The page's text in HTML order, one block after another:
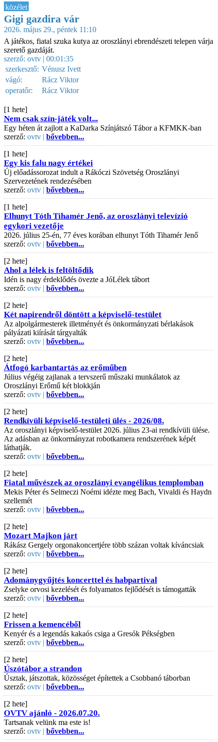
közélet
Gigi gazdira vár
2026. május 29., péntek 11:10
A játékos, fiatal szuka kutya az oroszlányi ebrendészeti telepen várja
szerető gazdáját.
szerző: ovtv | 00:01:35
szerkesztő: Vénusz Ivett
vágó:
Rácz Viktor
operatőr:
Rácz Viktor
[1 hete]
Nem csak szín-játék volt...
Egy héten át zajlott a KaDarka Színjátszó Tábor a KFMKK-ban
szerző: ovtv | bővebben...
[1 hete]
Egy kis falu nagy értékei
Új előadássorozat indult a Rákóczi Szövetség Oroszlányi
Szervezetének rendezésében
szerző: ovtv | bővebben...
[1 hete]
Elhunyt Tóth Tihamér Jenő, az oroszlányi televízió
egykori vezetője
2026. július 25-én, 77 éves korában elhunyt Tóth Tihamér Jenő
szerző: ovtv | bővebben...
[2 hete]
Ahol a lélek is feltöltődik
Idén is nagy érdeklődés övezte a JóLélek tábort
szerző: ovtv | bővebben...
[2 hete]
Két napirendről döntött a képviselő-testület
Az alpolgármesterek illetményét és önkormányzati bérlakások
pályázati kiírását tárgyalták
szerző: ovtv | bővebben...
[2 hete]
Átfogó karbantartás az erőműben
Július végéig zajlanak a tervszerű műszaki munkálatok az
Oroszlányi Erőmű két blokkján
szerző: ovtv | bővebben...
[2 hete]
Rendkívüli képviselő-testületi ülés - 2026/08.
Az oroszlányi képviselő-testület 2026. július 23-ai rendkívüli ülése.
Az adásban az önkormányzat robotkamera rendszerének képét
láthatják.
szerző: ovtv | bővebben...
[2 hete]
Fiatal művészek az oroszlányi evangélikus templomban
Mekis Péter és Selmeczi Noémi idézte meg Bach, Vivaldi és Haydn
szellemét
szerző: ovtv | bővebben...
[2 hete]
Mozart Majkon járt
Rákász Gergely orgonakoncertjére több százan voltak kíváncsiak
szerző: ovtv | bővebben...
[2 hete]
Adománygyűjtés koncerttel és habpartival
Zselyke orvosi kezelését és folyamatos fejlődését is támogatták
szerző: ovtv | bővebben...
[2 hete]
Frissen a kemencéből
Kenyér és a legendás kakaós csiga a Gresók Pékségben
szerző: ovtv | bővebben...
[2 hete]
Úszótábor a strandon
Úsztak, játszottak, közösséget építettek a Csobbanó táborban
szerző: ovtv | bővebben...
[2 hete]
OVTV ajánló - 2026.07.20.
Tartsanak velünk ma este is!
szerző: ovtv | bővebben...